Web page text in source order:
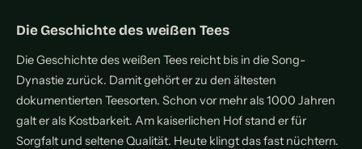
Die Geschichte des weißen Tees
Die Geschichte des weißen Tees reicht bis in die Song-
Dynastie zurück. Damit gehört er zu den ältesten
dokumentierten Teesorten. Schon vor mehr als 1000 Jahren
galt er als Kostbarkeit. Am kaiserlichen Hof stand er für
Sorgfalt und seltene Qualität. Heute klingt das fast nüchtern.